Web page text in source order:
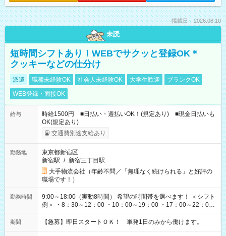
掲載日：2026.08.10
未読
短時間シフトあり！WEBでサクッと登録OK＊
クッキーなどの仕分け
派遣 職種未経験OK 社会人未経験OK 大学生歓迎
ブランクOK
WEB登録・面接OK
給与
時給1500円 ■日払い・週払いOK！(規定あり) ■現金日払いも
OK(規定あり)
交通費別途支給あり
勤務地
東京都新宿区
新宿駅 / 新宿三丁目駅
大手物流会社（年齢不問／「無理なく続けられる」と好評の
職場です！）
勤務時間
9:00～18:00（実動8時間） 希望の時間帯を選べます！ ＜シフト
例＞ ・8：30～12：00 ・10：00～19：00 ・17：00～22：00
・13：00～22：00 ・22：00～翌6：00 など
期間 【急募】即日スタートＯＫ！ 単発1日のみから働けます。